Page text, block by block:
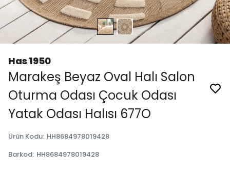
Has 1950
Marakeş Beyaz Oval Halı Salon
Oturma Odası Çocuk Odası
Yatak Odası Halısı 677O
Ürün Kodu: HH8684978019428
Barkod: HH8684978019428